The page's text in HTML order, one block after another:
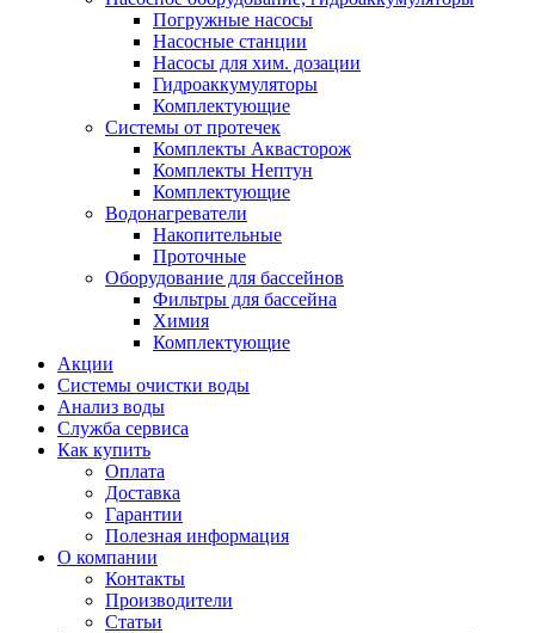
Погружные насосы
Насосные станции
Насосы для хим. дозации
Гидроаккумуляторы
Комплектующие
Системы от протечек
Комплекты Аквасторож
Комплекты Нептун
Комплектующие
Водонагреватели
Накопительные
Проточные
Оборудование для бассейнов
Фильтры для бассейна
Химия
Комплектующие
Акции
Системы очистки воды
Анализ воды
Служба сервиса
Как купить
Оплата
Доставка
Гарантии
Полезная информация
О компании
Контакты
Производители
Статьи